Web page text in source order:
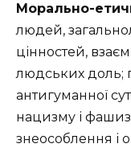
Морально-
людей,
цінностей,
людських доль;
антигуманної
нацизму і
знеособлення і